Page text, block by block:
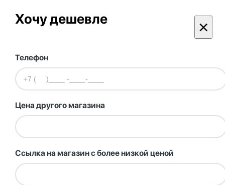
Хочу дешевле ×
Телефон
Цена другого магазина
Ссылка на магазин с более низкой ценой